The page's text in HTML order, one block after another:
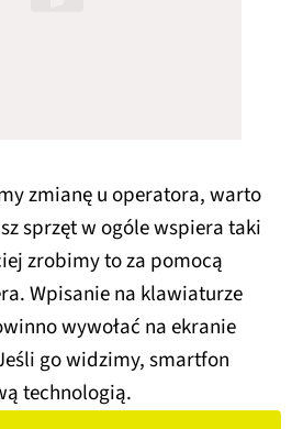
zmianę u operatora, warto
sprzęt w ogóle wspiera taki
zrobimy to za pomocą
Wpisanie na klawiaturze
wywołać na ekranie
go widzimy, smartfon
technologią.